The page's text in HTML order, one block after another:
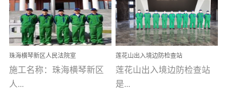
支优势优吸环保是一棵正
茁壮成长的树，只要我们
人人都爱护她、珍惜她、
她将越来越枝繁叶茂，终
将会成为一棵参天大树！
优吸环保截止2020年拥有
全国600家网点分支机构。
内空气治理项目东莞美豪
雅致酒店 东莞美豪雅
致酒店是为中高端人士...
理 工程案例地址：广
州南沙区·香港科技大学(广
州)校区 工程案...
珠海横琴新区人民法院室
内除甲醛空气治理项目
施工名称：珠海横琴新区
人...
莲花山出入境边防检查站
室内除甲醛空气治理项目
莲花山出入境边防检查站
是...